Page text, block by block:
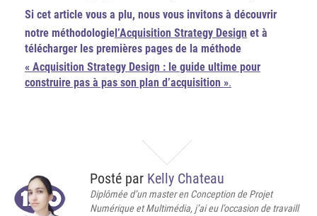
Si cet article vous a plu, nous vous invitons à découvrir
notre méthodologiel’Acquisition Strategy Design et à
télécharger les premières pages de la méthode
« Acquisition Strategy Design : le guide ultime pour
construire pas à pas son plan d’acquisition ».
Posté par Kelly Chateau
Diplômée d’un master en Conception de Projet
Numérique et Multimédia, j’ai eu l’occasion de travaill